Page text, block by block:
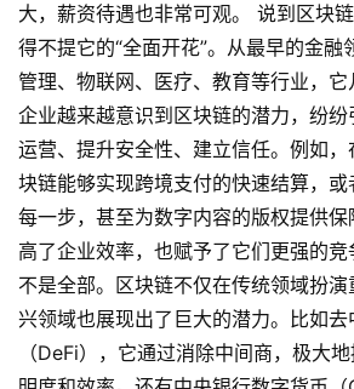
大，薪资待遇也非常可观。 说到区块
得不提它的“全面开花”。从最早的金融
管理、物联网、医疗、教育等行业，
企业越来越意识到区块链的潜力，纷
运营、提升安全性、建立信任。例如
块链能够实现跨境支付的快速结算，
每一步，甚至为数字内容的版权提供
高了企业效率，也赋予了它们更强的
不是全部。区块链不仅在传统领域扮
兴领域也展现出了巨大的潜力。比如去
（DeFi），它通过消除中间商，极大